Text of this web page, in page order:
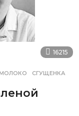
16215
,СГУЩЕНКА